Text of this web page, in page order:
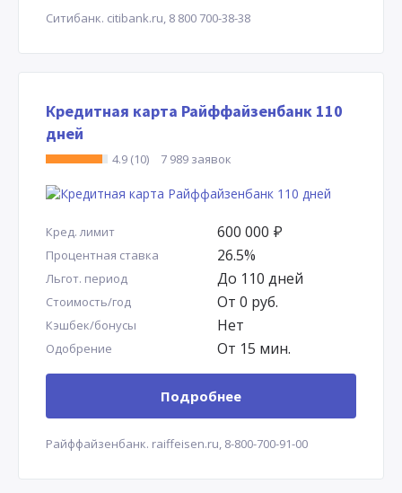
Ситибанк. citibank.ru, 8 800 700-38-38
Кредитная карта Райффайзенбанк 110
дней
4.9 (10) 7 989 заявок
Кред. лимит 600 000 Р
Процентная ставка 26.5%
Льгот. период До 110 дней
Стоимость/год От 0 руб.
Кэшбек/бонусы Нет
Одобрение От 15 мин.
Подробнее
Райффайзенбанк. raiffeisen.ru, 8-800-700-91-00